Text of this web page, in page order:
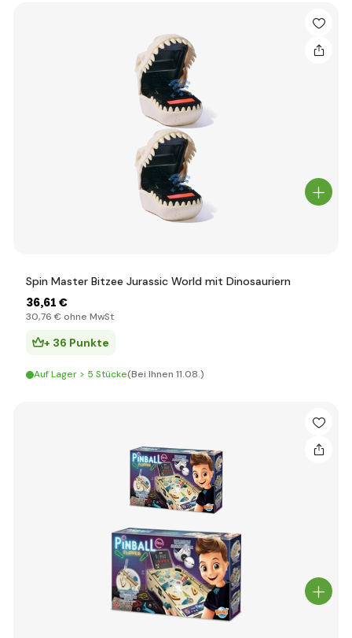
Spin Master Bitzee Jurassic World mit Dinosauriern
36,61 €
30,76 € ohne MwSt
+ 36 Punkte
Auf Lager > 5 Stücke(Bei Ihnen 11.08.)